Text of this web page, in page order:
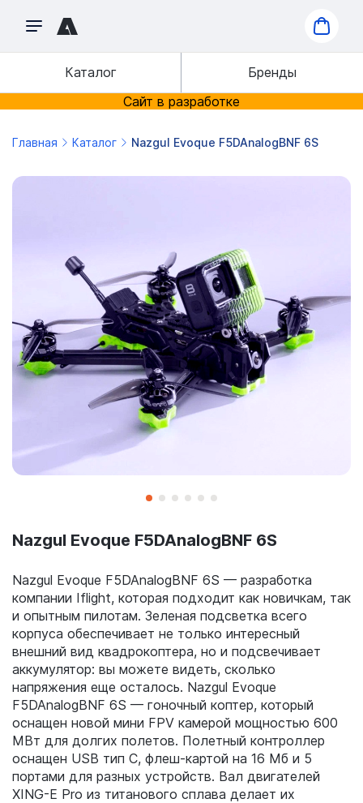
Каталог
Бренды
Сайт в разработке
Главная Каталог Nazgul Evoque F5DAnalogBNF 6S
Nazgul Evoque F5DAnalogBNF 6S
Nazgul Evoque F5DAnalogBNF 6S — разработка
компании Iflight, которая подходит как новичкам, так
и опытным пилотам. Зеленая подсветка всего
корпуса обеспечивает не только интересный
внешний вид квадрокоптера, но и подсвечивает
аккумулятор: вы можете видеть, сколько
напряжения еще осталось. Nazgul Evoque
F5DAnalogBNF 6S — гоночный коптер, который
оснащен новой мини FPV камерой мощностью 600
МВт для долгих полетов. Полетный контроллер
оснащен USB тип C, флеш-картой на 16 Мб и 5
портами для разных устройств. Вал двигателей
XING-E Pro из титанового сплава делает их